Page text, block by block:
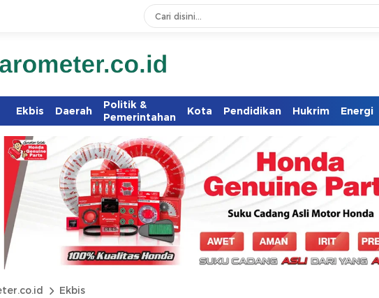
Ekbis Daerah
Politik &
Pemerintahan
Kota Pendidikan Hukrim Energi
Ekbis